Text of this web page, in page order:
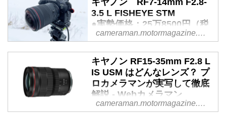
2025年末、キヤノンから魅力的
な大口径単焦点レンズが登場し
た。開放F1.2という大口径であり
ながら重さが350g未満と、現代
の軽さを誇る。この軽さを実現し
た立役者は大口径のプラスチック
モールドレンズだろう。RF28mm
F2.8 STMのカモメレンズなど、
キヤノンはPMo非球面レンズでは
3.5 L FISHEYE STM
●実勢価格：25万8500円（税
込）
カメラマン
この2月20日にRF14mmと同時発
売となったRF7-14mm。今をさか
のぼること15年前に出たEF8-
15mm F4 L USMの後継レンズと
cameraman.motormagazine.co.jp
キヤノン RF15-35mm F2.8 L
IS USM はどんなレンズ？ プ
ロカメラマンが実写して徹底
解説 - Webカメラマン
キヤノンの超広角ズームレンズ
cameraman.motormagazine.co.jp